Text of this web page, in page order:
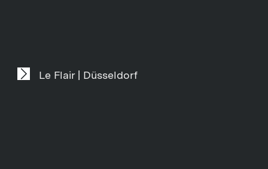
Le Flair | Düsseldorf